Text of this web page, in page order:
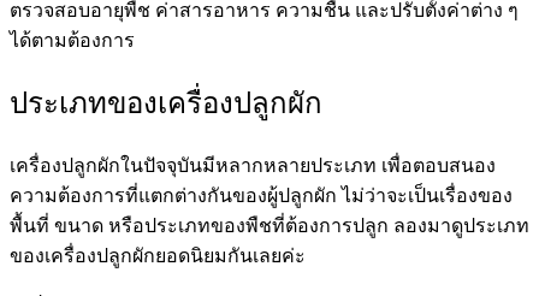
ตรวจสอบอายุพืช ค่าสารอาหาร ความชื้น และปรับตั้งค่าต่าง ๆ
ได้ตามต้องการ
ประเภทของเครื่องปลูกผัก
เครื่องปลูกผักในปัจจุบันมีหลากหลายประเภท เพื่อตอบสนอง
ความต้องการที่แตกต่างกันของผู้ปลูกผัก ไม่ว่าจะเป็นเรื่องของ
พื้นที่ ขนาด หรือประเภทของพืชที่ต้องการปลูก ลองมาดูประเภท
ของเครื่องปลูกผักยอดนิยมกันเลยค่ะ